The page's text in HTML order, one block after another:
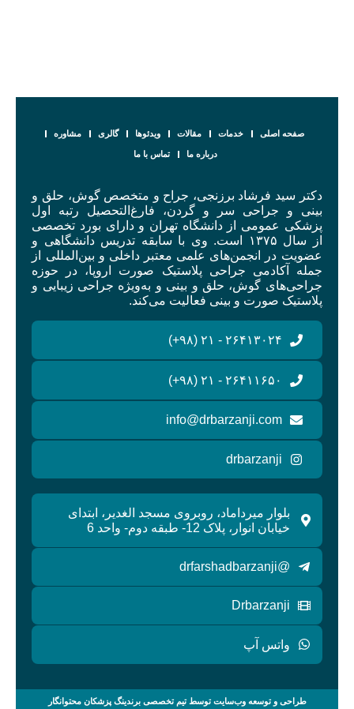
صفحه اصلی خدمات مقالات ویدئوها گالری مشاوره
درباره ما تماس با ما
دکتر سید فرشاد برزنجی، جراح و متخصص گوش، حلق و
بینی و جراحی سر و گردن، فارغ‌التحصیل رتبه اول
پزشکی عمومی از دانشگاه تهران و دارای بورد تخصصی
از سال ۱۳۷۵ است. وی با سابقه تدریس دانشگاهی و
عضویت در انجمن‌های علمی معتبر داخلی و بین‌المللی از
جمله آکادمی جراحی پلاستیک صورت اروپا، در حوزه
جراحی‌های گوش، حلق و بینی و به‌ویژه جراحی زیبایی و
پلاستیک صورت و بینی فعالیت می‌کند.
۲۶۴۱۳۰۲۴ - ۲۱ (۹۸+)
۲۶۴۱۱۶۵۰ - ۲۱ (۹۸+)
info@drbarzanji.com
drbarzanji
بلوار میرداماد، روبروی مسجد الغدیر، ابتدای
خیابان انوار، پلاک 12- طبقه دوم- واحد 6
@drfarshadbarzanji
Drbarzanji
واتس آپ
طراحی و توسعه وب‌سایت توسط تیم تخصصی برندینگ پزشکان محتوانگار